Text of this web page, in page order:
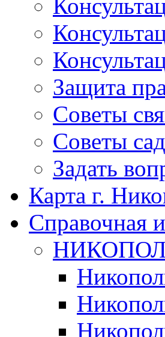
Защита
Советы
Советы
Задать
Карта г.
Справочная